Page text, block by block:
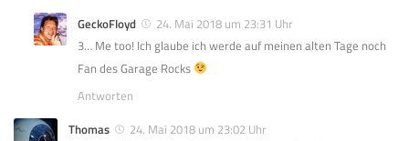
GeckoFloyd
24. Mai 2018 um 23:31 Uhr
3… Me too! Ich glaube ich werde auf meinen alten Tage noch
Fan des Garage Rocks
Antworten
Thomas
24. Mai 2018 um 23:02 Uhr